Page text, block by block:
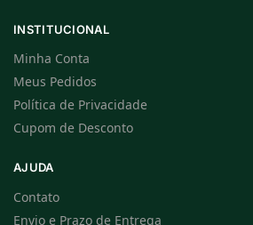
INSTITUCIONAL
Minha Conta
Meus Pedidos
Política de Privacidade
Cupom de Desconto
AJUDA
Contato
Envio e Prazo de Entrega